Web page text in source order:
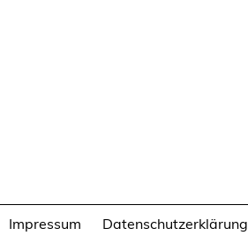
Impressum Datenschutzerklärung